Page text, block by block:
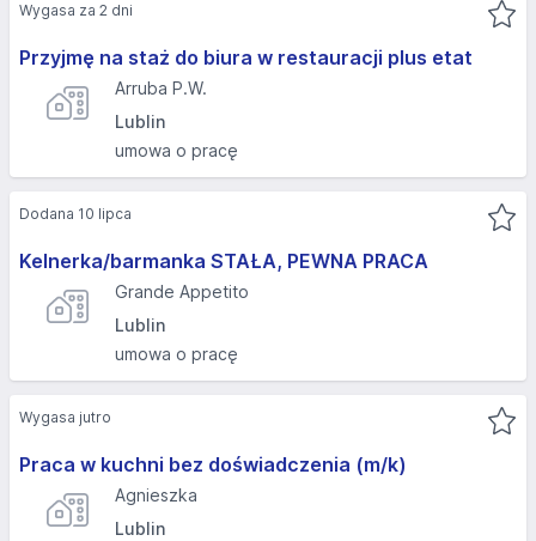
Przyjmę na staż do biura w restauracji plus etat
Arruba P.W.
Lublin
umowa o pracę
Wygasa za 2 dni
Kelnerka/barmanka STAŁA, PEWNA PRACA
Grande Appetito
Lublin
umowa o pracę
Dodana 10 lipca
Praca w kuchni bez doświadczenia (m/k)
Agnieszka
Lublin
Wygasa jutro